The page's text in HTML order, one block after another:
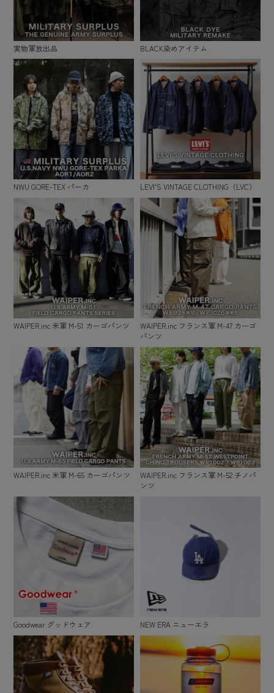
実物軍放出品 BLACK染めアイテム
NWU GORE-TEX パーカ LEVI'S VINTAGE CLOTHING（LVC）
WAIPER.inc 米軍 M-51 カーゴパンツ
WAIPER.inc フランス軍 M-47 カーゴ
パンツ
WAIPER.inc 米軍 M-65 カーゴパンツ
WAIPER.inc フランス軍 M-52 チノパ
ンツ
Goodwear グッドウェア NEW ERA ニューエラ